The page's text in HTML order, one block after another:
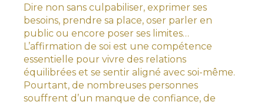
Dire non sans culpabiliser, exprimer ses
besoins, prendre sa place, oser parler en
public ou encore poser ses limites…
L’affirmation de soi est une compétence
essentielle pour vivre des relations
équilibrées et se sentir aligné avec soi-même.
Pourtant, de nombreuses personnes
souffrent d’un manque de confiance, de